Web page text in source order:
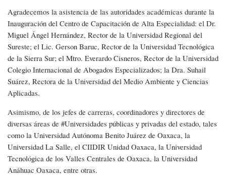
Agradecemos la asistencia de las autoridades académicas durante la
Inauguración del Centro de Capacitación de Alta Especialidad: el Dr.
Miguel Ángel Hernández, Rector de la Universidad Regional del
Sureste; el Lic. Gerson Baruc, Rector de la Universidad Tecnológica
de la Sierra Sur; el Mtro. Everardo Cisneros, Rector de la Universidad
Colegio Internacional de Abogados Especializados; la Dra. Suhail
Suárez, Rectora de la Universidad del Medio Ambiente y Ciencias
Aplicadas.
Asimismo, de los jefes de carreras, coordinadores y directores de
diversas áreas de #Universidades públicas y privadas del estado, tales
como la Universidad Autónoma Benito Juárez de Oaxaca, la
Universidad La Salle, el CIIDIR Unidad Oaxaca, la Universidad
Tecnológica de los Valles Centrales de Oaxaca, la Universidad
Anáhuac Oaxaca, entre otras.